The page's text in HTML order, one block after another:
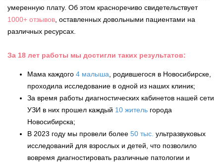
умеренную плату. Об этом красноречиво свидетельствует
1000+ отзывов , оставленных довольными пациентами на
различных ресурсах.
За 18 лет работы мы достигли таких результатов:
Мама каждого 4 малыша , родившегося в Новосибирске,
проходила исследование в одной из наших клиник;
За время работы диагностических кабинетов нашей сети
УЗИ в них прошел каждый 10 житель города
Новосибирска;
В 2023 году мы провели более 50 тыс. ультразвуковых
исследований для взрослых и детей, что позволило
вовремя диагностировать различные патологии и